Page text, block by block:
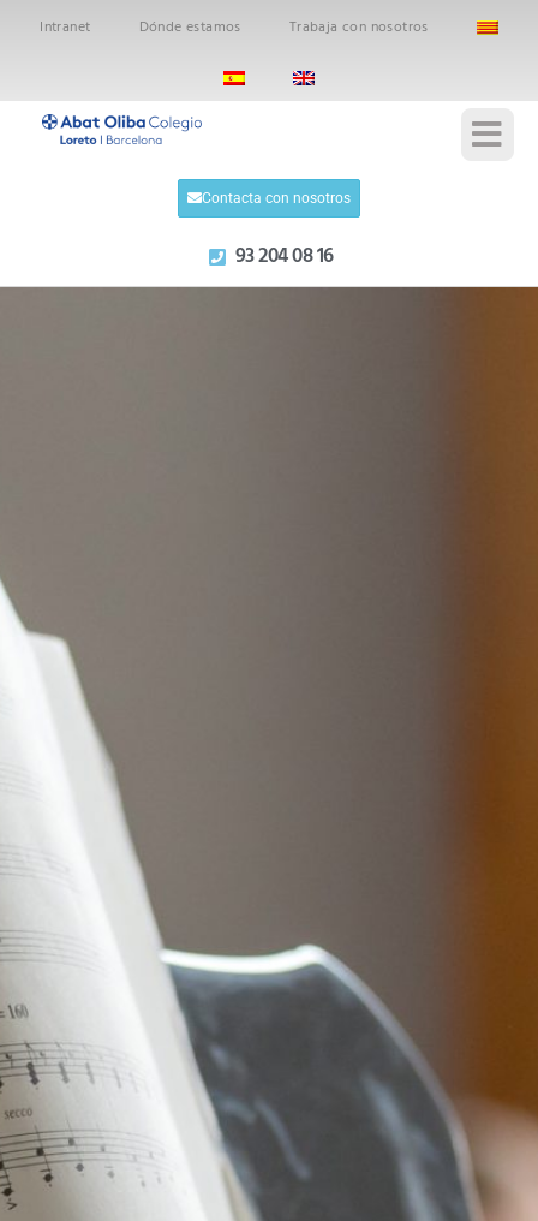
Intranet Dónde estamos Trabaja con nosotros
Contacta con nosotros
93 204 08 16